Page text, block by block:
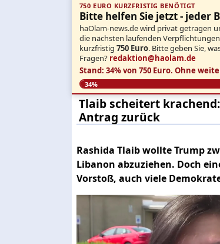
750 EURO KURZFRISTIG BENÖTIGT
Bitte helfen Sie jetzt - jeder
haOlam-news.de wird privat getragen
die nächsten laufenden
kurzfristig 750 Euro. Bitte geben Sie,
Fragen? redaktion@haolam.de
Stand: 34% von 750 Euro. Ohne
34%
Tlaib scheitert
Antrag zurück
Rashida Tlaib wollte Trump
Libanon abzuziehen. Doch
Vorstoß, auch viele